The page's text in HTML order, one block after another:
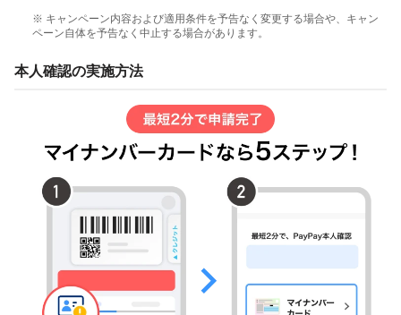
※ キャンペーン内容および適用条件を予告なく変更する場合や、キャン
ペーン自体を予告なく中止する場合があります。
本人確認の実施方法